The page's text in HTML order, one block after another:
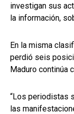
investigan sus
la información,
En la misma
perdió seis
Maduro continúa
“Los periodistas
las